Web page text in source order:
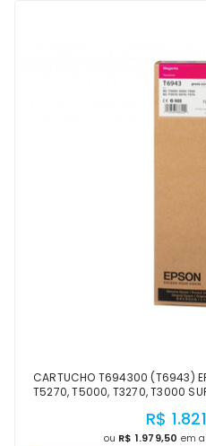
CARTUCHO T694300 (T6943)
T5270, T5000, T3270, T3000
R$
ou R$ 1.979,50 em